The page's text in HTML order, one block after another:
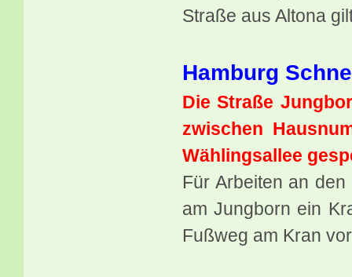
Straße aus Altona
Hamburg
Die Straße
zwischen
Wählingsallee
Für Arbeiten an
am Jungborn ein
Fußweg am Kran